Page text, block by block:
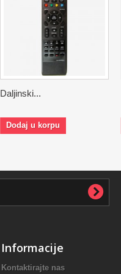
Daljinski...
Dodaj u korpu
Informacije
Kontaktirajte nas